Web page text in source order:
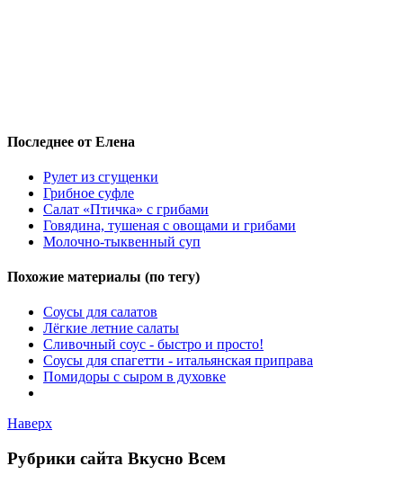
Последнее от Елена
Рулет из сгущенки
Грибное суфле
Салат «Птичка» с грибами
Говядина, тушеная с овощами и грибами
Молочно-тыквенный суп
Похожие материалы (по тегу)
Соусы для салатов
Лёгкие летние салаты
Сливочный соус - быстро и просто!
Соусы для спагетти - итальянская приправа
Помидоры с сыром в духовке
Наверх
Рубрики сайта Вкусно Всем